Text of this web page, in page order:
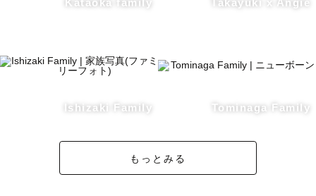
Ishizaki Family Tominaga Family
もっとみる